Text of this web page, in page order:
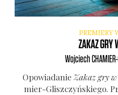
PREMIERY
ZAKAZ GRY
Wojciech
Opo­wia­da­nieZakaz gry w
mier-Glisz­czyń­skie­go.